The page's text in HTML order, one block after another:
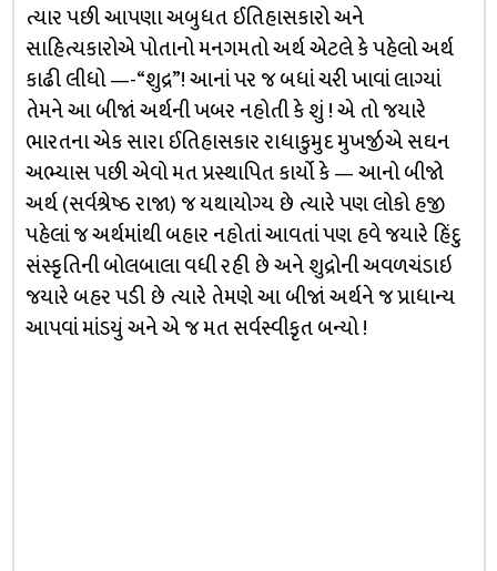
ત્યાર પછી આપણા અબુધત ઈતિહાસકારો અને
સાહિત્યકારોએ પોતાનો મનગમતો અર્થ એટલે કે પહેલો અર્થ
કાઢી લીધો —-“શુદ્ર”! આનાં પર જ બધાં ચરી ખાવાં લાગ્યાં
તેમને આ બીજાં અર્થની ખબર નહોતી કે શું ! એ તો જયારે
ભારતના એક સારા ઈતિહાસકાર રાધાકુમુદ મુખર્જીએ સઘન
અભ્યાસ પછી એવો મત પ્રસ્થાપિત કાર્યો કે — આનો બીજો
અર્થ (સર્વશ્રેષ્ઠ રાજા) જ યથાયોગ્ય છે ત્યારે પણ લોકો હજી
પહેલાં જ અર્થમાંથી બહાર નહોતાં આવતાં પણ હવે જયારે હિંદુ
સંસ્કૃતિની બોલબાલા વધી રહી છે અને શુદ્રોની અવળચંડાઇ
જયારે બહર પડી છે ત્યારે તેમણે આ બીજાં અર્થને જ પ્રાધાન્ય
આપવાં માંડયું અને એ જ મત સર્વસ્વીકૃત બન્યો !